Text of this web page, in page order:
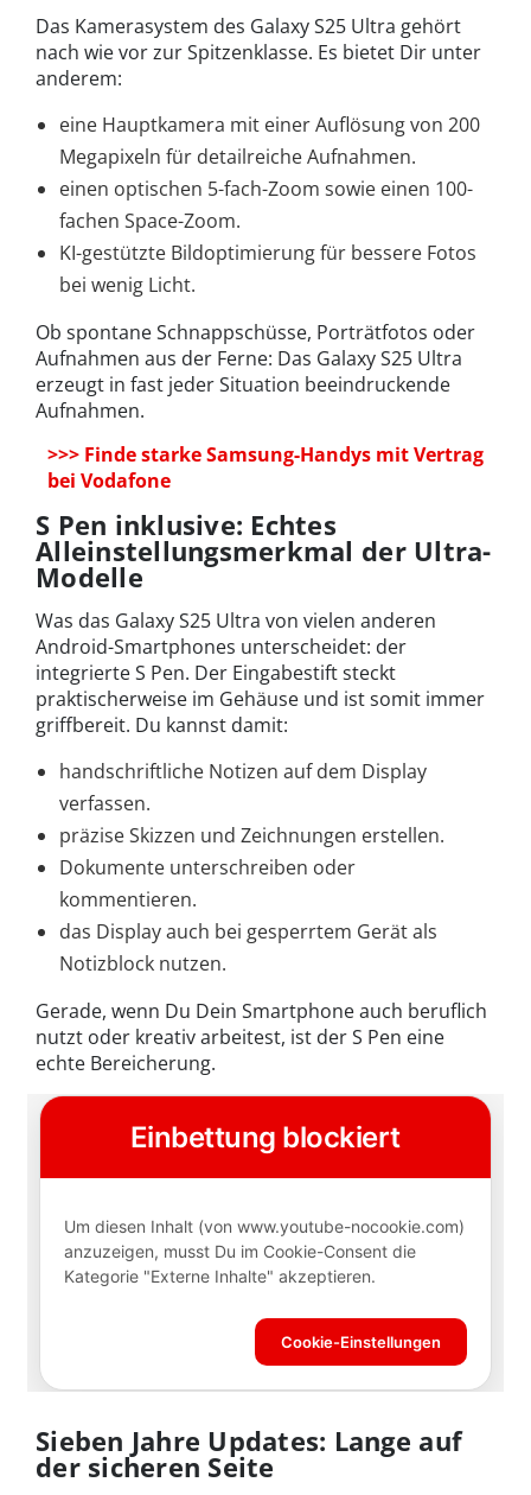
Das Kamerasystem des Galaxy S25 Ultra gehört
nach wie vor zur Spitzenklasse. Es bietet Dir unter
anderem:
eine Hauptkamera mit einer Auflösung von 200
Megapixeln für detailreiche Aufnahmen.
einen optischen 5-fach-Zoom sowie einen 100-
fachen Space-Zoom.
KI-gestützte Bildoptimierung für bessere Fotos
bei wenig Licht.
Ob spontane Schnappschüsse, Porträtfotos oder
Aufnahmen aus der Ferne: Das Galaxy S25 Ultra
erzeugt in fast jeder Situation beeindruckende
Aufnahmen.
>>> Finde starke Samsung-Handys mit Vertrag
bei Vodafone
S Pen inklusive: Echtes
Alleinstellungsmerkmal der Ultra-
Modelle
Was das Galaxy S25 Ultra von vielen anderen
Android-Smartphones unterscheidet: der
integrierte S Pen. Der Eingabestift steckt
praktischerweise im Gehäuse und ist somit immer
griffbereit. Du kannst damit:
handschriftliche Notizen auf dem Display
verfassen.
präzise Skizzen und Zeichnungen erstellen.
Dokumente unterschreiben oder
kommentieren.
das Display auch bei gesperrtem Gerät als
Notizblock nutzen.
Gerade, wenn Du Dein Smartphone auch beruflich
nutzt oder kreativ arbeitest, ist der S Pen eine
echte Bereicherung.
Sieben Jahre Updates: Lange auf
der sicheren Seite